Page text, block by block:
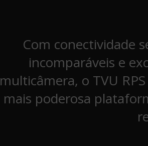
Com conectividade
incomparáveis e
multicâmera, o TVU
mais poderosa